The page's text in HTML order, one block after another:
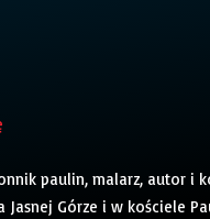
paulin, malarz, autor i
Górze i w kościele